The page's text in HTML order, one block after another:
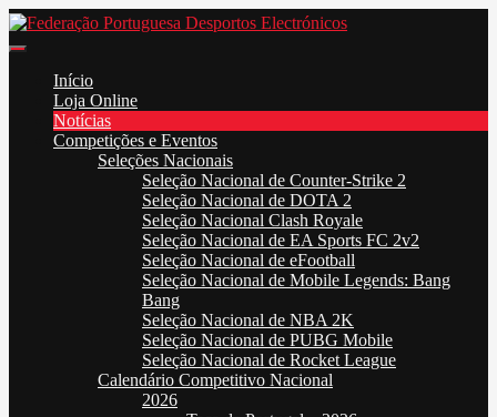
Skip
to
Início
Loja Online
Notícias
Competições e Eventos
Seleções Nacionais
Seleção Nacional de Counter-Strike 2
Seleção Nacional de DOTA 2
Seleção Nacional Clash Royale
Seleção Nacional de EA Sports FC 2v2
Seleção Nacional de eFootball
Seleção Nacional de Mobile Legends: Bang
Bang
Seleção Nacional de NBA 2K
Seleção Nacional de PUBG Mobile
Seleção Nacional de Rocket League
Calendário Competitivo Nacional
2026